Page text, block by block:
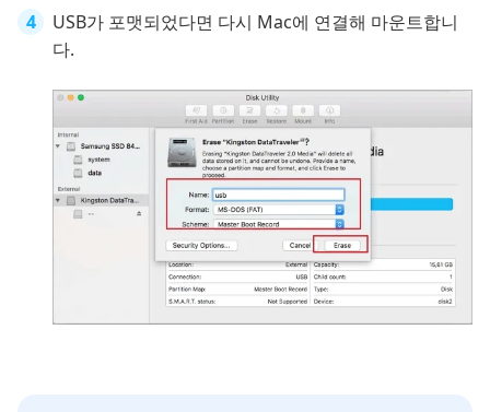
USB가 포맷되었다면 다시 Mac에 연결해 마운트합니
다.